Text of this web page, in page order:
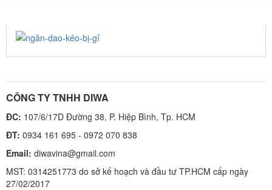
CÔNG TY TNHH DIWA
ĐC: 107/6/17D Đường 38, P. Hiệp Bình, Tp. HCM
ĐT: 0934 161 695 - 0972 070 838
Email: diwavina@gmail.com
MST: 0314251773 do sở kế hoạch và đầu tư TP.HCM cấp ngày
27/02/2017